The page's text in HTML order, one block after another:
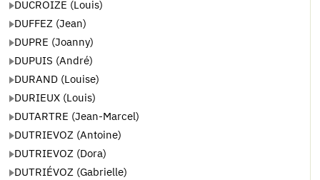
DUCROIZE (Louis)
DUFFEZ (Jean)
DUPRE (Joanny)
DUPUIS (André)
DURAND (Louise)
DURIEUX (Louis)
DUTARTRE (Jean-Marcel)
DUTRIEVOZ (Antoine)
DUTRIEVOZ (Dora)
DUTRIÉVOZ (Gabrielle)